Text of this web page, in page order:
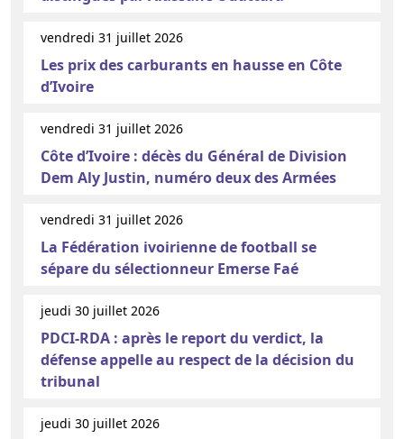
vendredi 31 juillet 2026
Les prix des carburants en hausse en Côte
d’Ivoire
vendredi 31 juillet 2026
Côte d’Ivoire : décès du Général de Division
Dem Aly Justin, numéro deux des Armées
vendredi 31 juillet 2026
La Fédération ivoirienne de football se
sépare du sélectionneur Emerse Faé
jeudi 30 juillet 2026
PDCI-RDA : après le report du verdict, la
défense appelle au respect de la décision du
tribunal
jeudi 30 juillet 2026